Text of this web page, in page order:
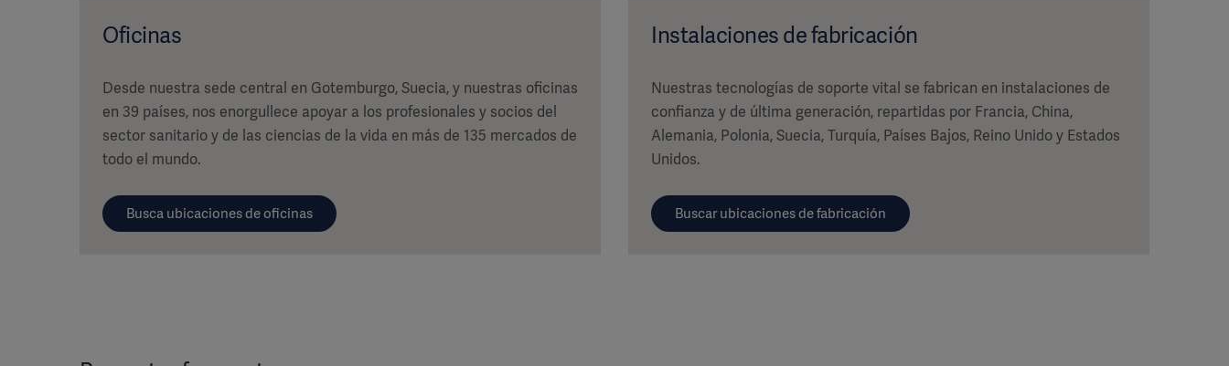
Oficinas
Desde nuestra sede central en Gotemburgo, Suecia, y nuestras oficinas
en 39 países, nos enorgullece apoyar a los profesionales y socios del
sector sanitario y de las ciencias de la vida en más de 135 mercados de
todo el mundo.
Busca ubicaciones de oficinas
Instalaciones de fabricación
Nuestras tecnologías de soporte vital se fabrican en instalaciones de
confianza y de última generación, repartidas por Francia, China,
Alemania, Polonia, Suecia, Turquía, Países Bajos, Reino Unido y Estados
Unidos.
Buscar ubicaciones de fabricación